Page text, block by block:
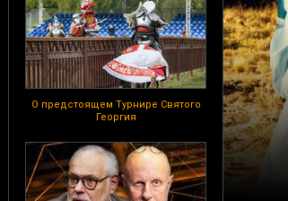
О предстоящем Турнире Святого
Георгия